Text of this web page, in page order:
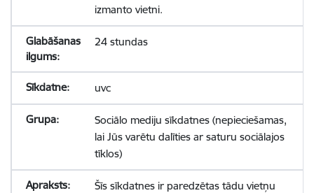
izmanto vietni.
24 stundas
uvc
Sociālo mediju sīkdatnes (nepieciešamas,
lai Jūs varētu dalīties ar saturu sociālajos
tīklos)
Šīs sīkdatnes ir paredzētas tādu vietņu